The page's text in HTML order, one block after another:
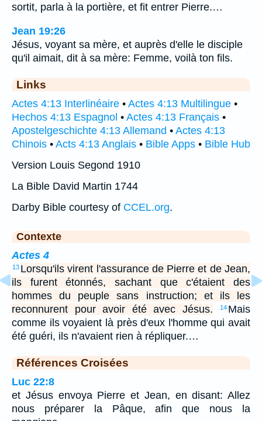
sortit, parla à la portière, et fit entrer Pierre.…
Jean 19:26
Jésus, voyant sa mère, et auprès d'elle le disciple
qu'il aimait, dit à sa mère: Femme, voilà ton fils.
Links
Actes 4:13 Interlinéaire • Actes 4:13 Multilingue •
Hechos 4:13 Espagnol • Actes 4:13 Français •
Apostelgeschichte 4:13 Allemand • Actes 4:13
Chinois • Acts 4:13 Anglais • Bible Apps • Bible Hub
Version Louis Segond 1910
La Bible David Martin 1744
Darby Bible courtesy of CCEL.org.
Contexte
Actes 4
13 Lorsqu'ils virent l'assurance de Pierre et de Jean,
ils furent étonnés, sachant que c'étaient des
hommes du peuple sans instruction; et ils les
reconnurent pour avoir été avec Jésus.
14 Mais
comme ils voyaient là près d'eux l'homme qui avait
été guéri, ils n'avaient rien à répliquer.…
Références Croisées
Luc 22:8
et Jésus envoya Pierre et Jean, en disant: Allez
nous préparer la Pâque, afin que nous la